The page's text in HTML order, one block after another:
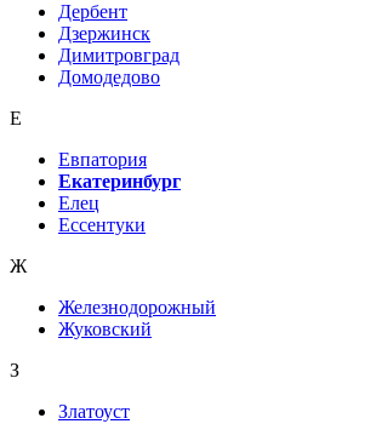
Дербент
Дзержинск
Димитровград
Домодедово
Е
Евпатория
Екатеринбург
Елец
Ессентуки
Ж
Железнодорожный
Жуковский
З
Златоуст